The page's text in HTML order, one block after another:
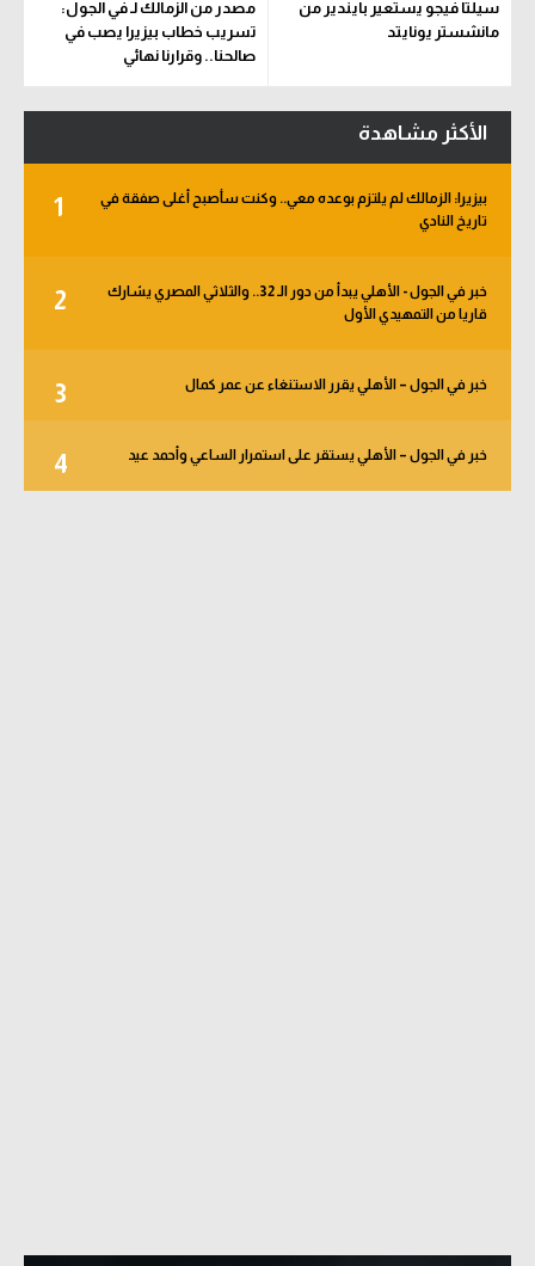
سيلتا فيجو يستعير بايندير من
مانشستر يونايتد
مصدر من الزمالك لـ في الجول:
تسريب خطاب بيزيرا يصب في
صالحنا.. وقرارنا نهائي
الأكثر مشاهدة
1
بيزيرا: الزمالك لم يلتزم بوعده معي.. وكنت سأصبح أغلى صفقة في
تاريخ النادي
2
خبر في الجول - الأهلي يبدأ من دور الـ 32.. والثلاثي المصري يشارك
قاريا من التمهيدي الأول
3 خبر في الجول – الأهلي يقرر الاستنغاء عن عمر كمال
4 خبر في الجول – الأهلي يستقر على استمرار الساعي وأحمد عيد